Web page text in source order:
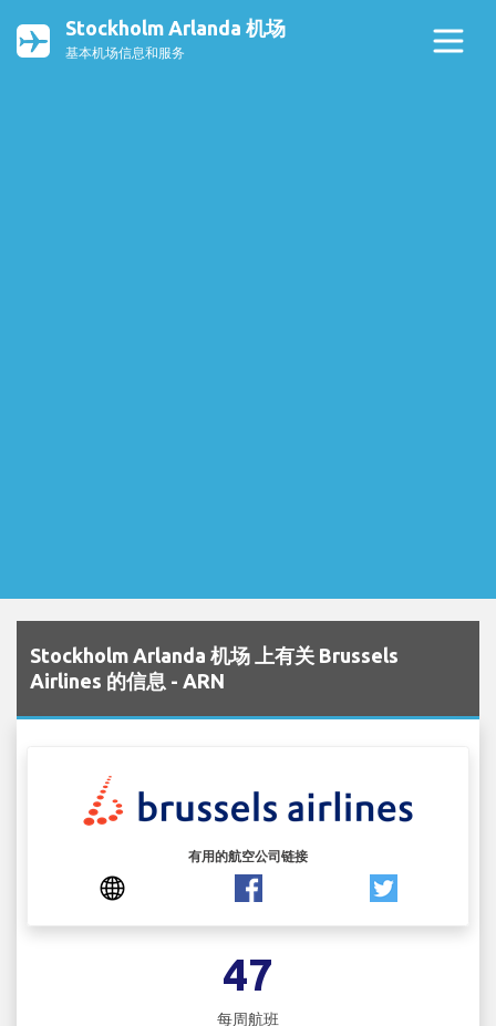
Stockholm Arlanda 机场
基本机场信息和服务
Stockholm Arlanda 机场 上有关 Brussels
Airlines 的信息 - ARN
有用的航空公司链接
47
每周航班